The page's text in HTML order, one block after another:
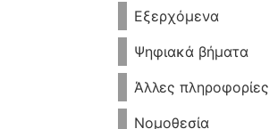
Εξερχόμενα
Ψηφιακά βήματα
Άλλες πληροφορίες
Νομοθεσία